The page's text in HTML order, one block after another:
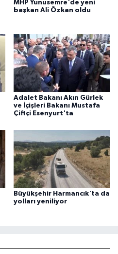
MHP Yunusemre'de yeni
başkan Ali Özkan oldu
Adalet Bakanı Akın Gürlek
ve İçişleri Bakanı Mustafa
Çiftçi Esenyurt'ta
Büyükşehir Harmancık'ta da
yolları yeniliyor